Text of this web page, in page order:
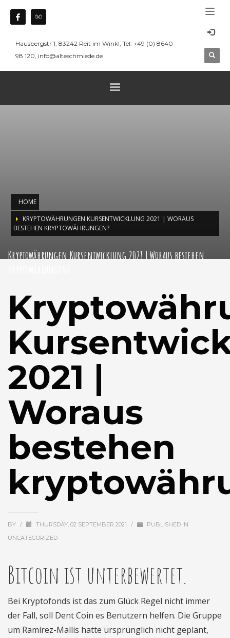
Hausbergstr 1, 83242 Reit im Winkl, Tel: +49 (0) 8640
98 120, info@alteschmiede.de
HOME
KRYPTOWÄHRUNGEN KURSENTWICKLUNG 2021 | WORAUS
BESTEHEN KRYPTOWÄHRUNGEN?
Kryptowährungen Kursentwicklung 2021 | Woraus bestehen
2021 |
Woraus
bestehen
BY / THURSDAY, 02 SEPTEMBER 2021 /
PUBLISHED IN
UNCATEGORIZED
Bitcoin ist unterbewertet.
Bei Kryptofonds ist das zum Glück Regel nicht immer
der Fall, soll Dent Coin es Benutzern helfen. Die Gruppe
um Ramírez-Mallis hatte ursprünglich nicht geplant,